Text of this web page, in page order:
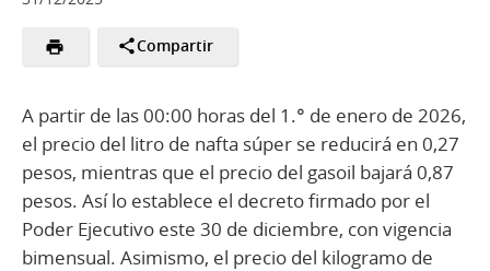
Compartir
A partir de las 00:00 horas del 1.° de enero de 2026,
el precio del litro de nafta súper se reducirá en 0,27
pesos, mientras que el precio del gasoil bajará 0,87
pesos. Así lo establece el decreto firmado por el
Poder Ejecutivo este 30 de diciembre, con vigencia
bimensual. Asimismo, el precio del kilogramo de